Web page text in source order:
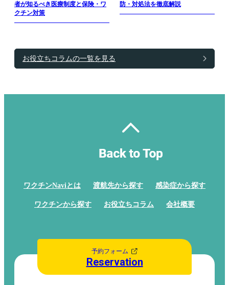
者が知るべき医療制度と保険・ワ
クチン対策
防・対処法を徹底解説
お役立ちコラムの一覧を見る
ワクチンNaviとは 渡航先から探す 感染症から探す
ワクチンから探す お役立ちコラム 会社概要
予約フォーム
Reservation